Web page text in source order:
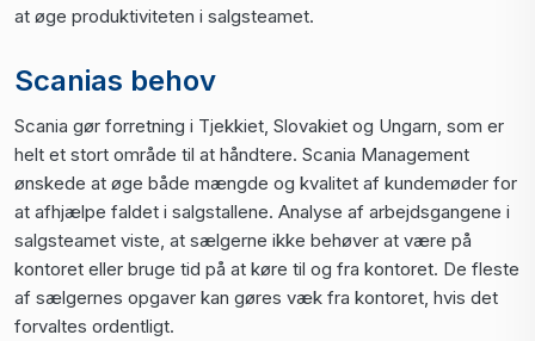
at øge produktiviteten i salgsteamet.
Scanias behov
Scania gør forretning i Tjekkiet, Slovakiet og Ungarn, som er
helt et stort område til at håndtere. Scania Management
ønskede at øge både mængde og kvalitet af kundemøder for
at afhjælpe faldet i salgstallene. Analyse af arbejdsgangene i
salgsteamet viste, at sælgerne ikke behøver at være på
kontoret eller bruge tid på at køre til og fra kontoret. De fleste
af sælgernes opgaver kan gøres væk fra kontoret, hvis det
forvaltes ordentligt.